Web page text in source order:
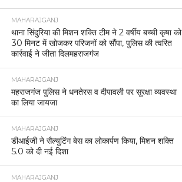
MAHARAJGANJ
थाना सिंदुरिया की मिशन शक्ति टीम ने 2 वर्षीय बच्ची कृषा को
30 मिनट में खोजकर परिजनों को सौंपा, पुलिस की त्वरित
कार्रवाई ने जीता दिलमहराजगंज
MAHARAJGANJ
महराजगंज पुलिस ने धनतेरस व दीपावली पर सुरक्षा व्यवस्था
का लिया जायजा
MAHARAJGANJ
डीआईजी ने सैल्युटिंग बेस का लोकार्पण किया, मिशन शक्ति
5.0 को दी नई दिशा
MAHARAJGANJ